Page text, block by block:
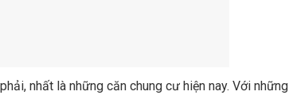
nhất là những căn chung cư hiện nay. Với những